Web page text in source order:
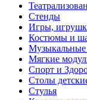
Стенды
Игры,
Костюмы и
Мягкие
Спорт и
Столы
Стулья